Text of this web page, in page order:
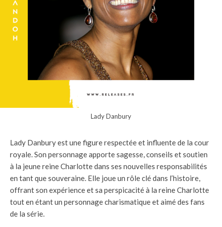
Lady Danbury
Lady Danbury est une figure respectée et influente de la cour
royale. Son personnage apporte sagesse, conseils et soutien
à la jeune reine Charlotte dans ses nouvelles responsabilités
en tant que souveraine. Elle joue un rôle clé dans l’histoire,
offrant son expérience et sa perspicacité à la reine Charlotte
tout en étant un personnage charismatique et aimé des fans
de la série.